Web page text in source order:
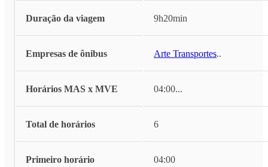
Duração da viagem 9h20min
Empresas de ônibus Arte Transportes...
Horários MAS x MVE 04:00...
Total de horários 6
Primeiro horário 04:00